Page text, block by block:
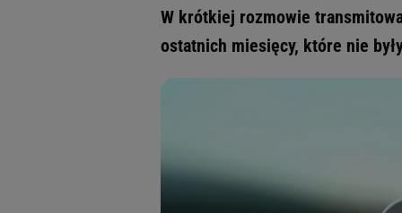
W krótkiej rozmowie
ostatnich miesięcy, które nie